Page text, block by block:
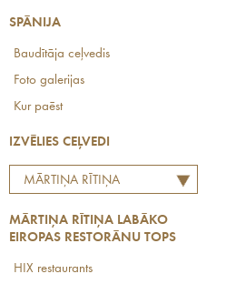
SPĀNIJA
Baudītāja ceļvedis
Foto galerijas
Kur paēst
IZVĒLIES CEĻVEDI
MĀRTIŅA RĪTIŅA
RESTORĀNU TOPS
MĀRTIŅA RĪTIŅA LABĀKO
EIROPAS RESTORĀNU TOPS
HIX restaurants